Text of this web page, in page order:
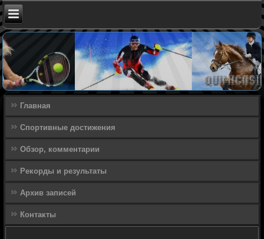
Главная
Спортивные достижения
Обзор, комментарии
Рекорды и результаты
Архив записей
Контакты